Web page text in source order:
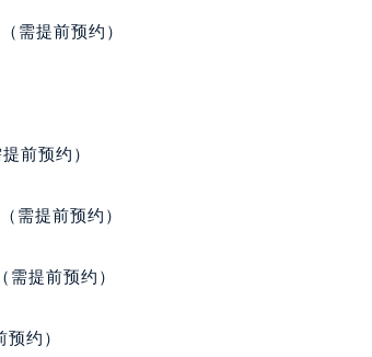
售后服务中心（需提前预约）
货名表维修积家售后服务中心（需提前预约）
售后服务中心（需提前预约）
服务中心（需提前预约）
后服务中心（需提前预约）
售后服务中心（需提前预约）
需提前预约）
前预约）
需提前预约）
提前预约）
约）